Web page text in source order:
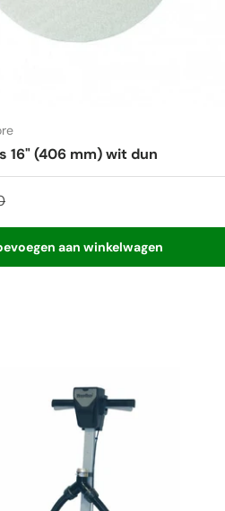
16" (406 mm) wit dun
prijs
aan winkelwagen